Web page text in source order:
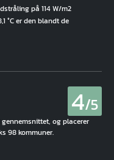
på 114 W/m2
°C er den blandt de
4/5
og placerer
98 kommuner.